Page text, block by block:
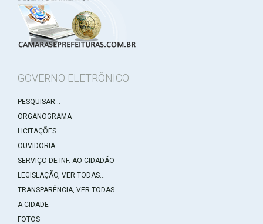
GOVERNO ELETRÔNICO
PESQUISAR...
ORGANOGRAMA
LICITAÇÕES
OUVIDORIA
SERVIÇO DE INF. AO CIDADÃO
LEGISLAÇÃO, VER TODAS...
TRANSPARÊNCIA, VER TODAS...
A CIDADE
FOTOS